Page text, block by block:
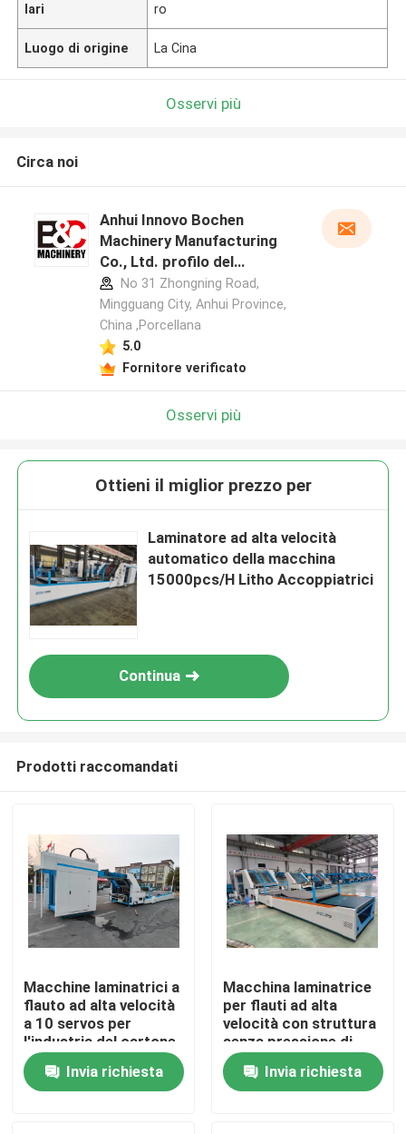
Casa
Prodotti
lari
ro
Luogo di origine La Cina
Osservi più
Circa noi
Anhui Innovo Bochen
Machinery Manufacturing
Co., Ltd. profilo del
produttore
No 31 Zhongning Road,
Mingguang City, Anhui Province,
China ,Porcellana
5.0
Fornitore verificato
Osservi più
Ottieni il miglior prezzo per
Laminatore ad alta velocità
automatico della macchina
15000pcs/H Litho Accoppiatrici
Continua
Prodotti raccomandati
Macchine laminatrici a
flauto ad alta velocità
a 10 servos per
l'industria del cartone
ondulato
Invia richiesta
Macchina laminatrice
per flauti ad alta
velocità con struttura
senza pressione di
alimentazione e
controllo digitale della
colla per ridurre al
Invia richiesta